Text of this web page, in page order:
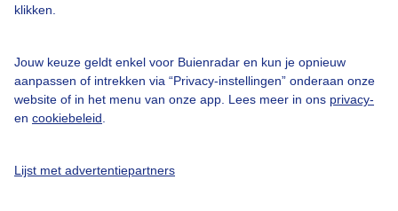
klikken.
Jouw keuze geldt enkel voor Buienradar en kun je opnieuw
aanpassen of intrekken via “Privacy-instellingen” onderaan onze
website of in het menu van onze app. Lees meer in ons privacy-
en cookiebeleid
Lijst met advertentiepartners
Adverteren
Privacy beleid
Cookie beleid